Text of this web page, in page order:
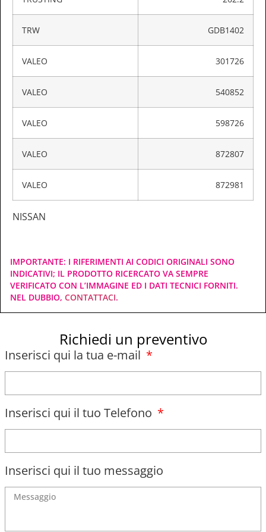
TRW GDB1402
VALEO 301726
VALEO 540852
VALEO 598726
VALEO 872807
VALEO 872981
NISSAN
IMPORTANTE: I RIFERIMENTI AI CODICI ORIGINALI SONO
INDICATIVI; IL PRODOTTO RICERCATO VA SEMPRE
VERIFICATO CON L’IMMAGINE ED I DATI TECNICI FORNITI.
NEL DUBBIO, CONTATTACI.
Richiedi un preventivo
Inserisci qui la tua e-mail
Inserisci qui il tuo Telefono
Inserisci qui il tuo messaggio